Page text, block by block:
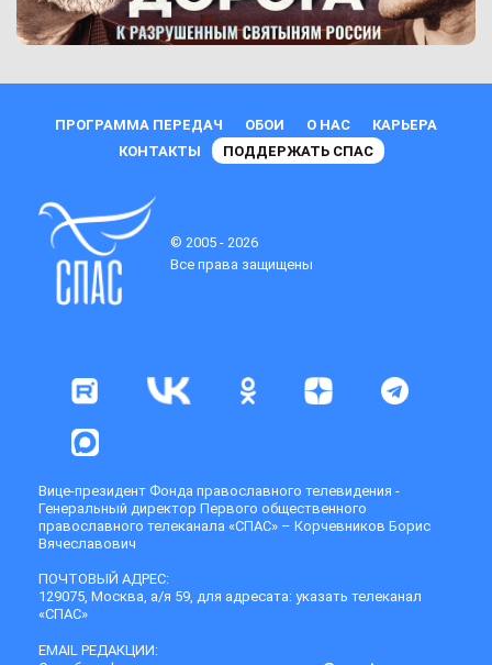
ПРОГРАММА ПЕРЕДАЧ ОБОИ О НАС
КАРЬЕРА
КОНТАКТЫ
ПОДДЕРЖАТЬ СПАС
© 2005 - 2026
Все права защищены
Вице-президент Фонда православного телевидения -
Генеральный директор Первого общественного
православного телеканала «СПАС» – Корчевников Борис
Вячеславович
ПОЧТОВЫЙ АДРЕС:
129075, Москва, а/я 59, для адресата: указать телеканал
«СПАС»
EMAIL РЕДАКЦИИ: